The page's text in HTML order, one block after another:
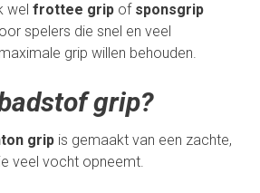
wel frottee grip of sponsgrip
spelers die snel en veel
grip willen behouden.
grip?
grip is gemaakt van een zachte,
veel vocht opneemt.